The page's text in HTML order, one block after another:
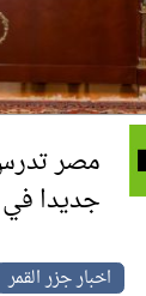
مصر
جديدا في
اخبار جزر القمر